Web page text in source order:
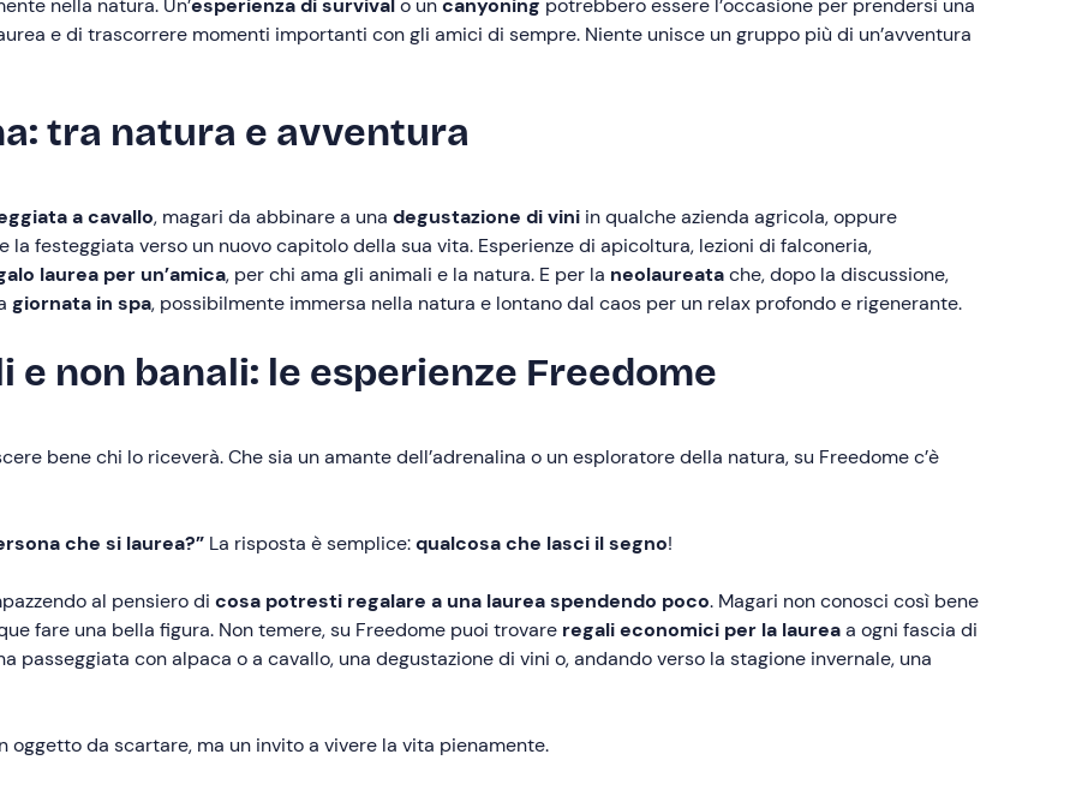
e di trascorrere momenti importanti con gli amici di sempre. Niente unisce un gruppo più di un’avventura
tra natura e avventura
a cavallo, magari da abbinare a una degustazione di vini in qualche azienda agricola, oppure
la festeggiata verso un nuovo capitolo della sua vita. Esperienze di apicoltura, lezioni di falconeria,
laurea per un’amica, per chi ama gli animali e la natura. E per la neolaureatache, dopo la discussione,
giornata in spa, possibilmente immersa nella natura e lontano dal caos per un relax profondo e rigenerante.
e non banali: le esperienze Freedome
bene chi lo riceverà. Che sia un amante dell’adrenalina o un esploratore della natura, su Freedome c’è
che si laurea?” La risposta è semplice:qualcosa che lasci il segno!
al pensiero di cosa potresti regalare a una laurea spendendo poco. Magari non conosci così bene
fare una bella figura. Non temere, su Freedome puoi trovare regali economici per la laureaa ogni fascia di
passeggiata con alpaca o a cavallo, una degustazione di vini o, andando verso la stagione invernale, una
oggetto da scartare, ma un invito a vivere la vita pienamente.